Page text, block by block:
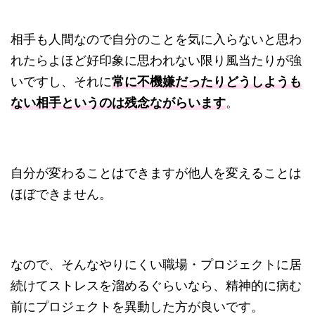
相手も人間なので自分のことを気に入らないと思わ
れたらよほど好印象に思われない限り風当たりが強
いですし、それに常に不機嫌だったりどうしようも
ない相手というのは残念ながらいます。
自分が変わることはできますが他人を変えることは
ほぼできません。
なので、そんなやりにくい職場・プロジェクトに居
続けてストレスを溜めるぐらいなら、精神的に病む
前にプロジェクトを異動した方が良いです。